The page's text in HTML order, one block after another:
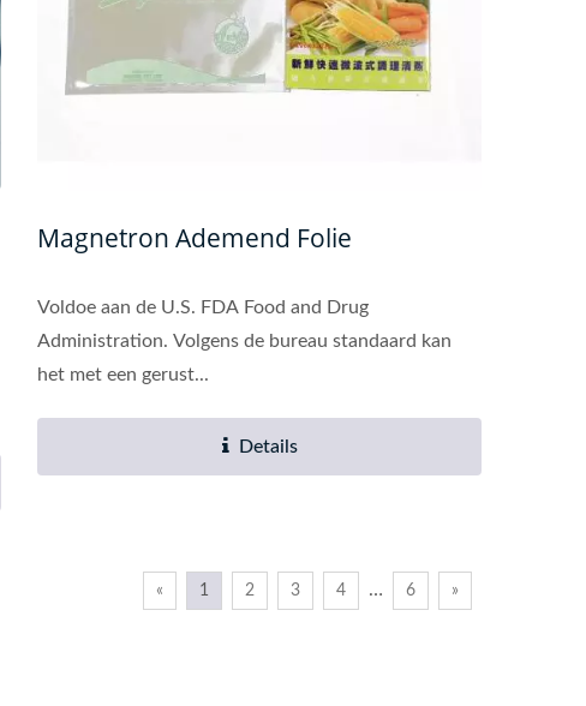
Magnetron Ademend Folie
Voldoe aan de U.S. FDA Food and Drug
Administration. Volgens de bureau standaard kan
het met een gerust...
Details
« 1 2 3 4 … 6 »